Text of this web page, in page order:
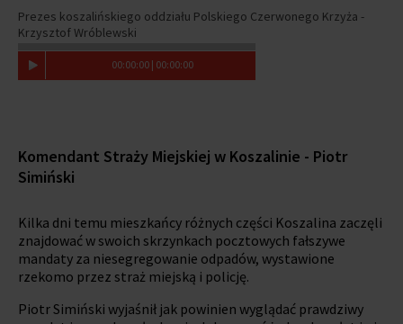
Prezes koszalińskiego oddziału Polskiego Czerwonego Krzyża -
Krzysztof Wróblewski
00:00:00 | 00:00:00
Komendant Straży Miejskiej w Koszalinie - Piotr
Simiński
Kilka dni temu mieszkańcy różnych części Koszalina zaczęli
znajdować w swoich skrzynkach pocztowych fałszywe
mandaty za niesegregowanie odpadów, wystawione
rzekomo przez straż miejską i policję.
Piotr Simiński wyjaśnił jak powinien wyglądać prawdziwy